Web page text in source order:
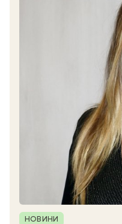
Рубрика
НОВИНИ